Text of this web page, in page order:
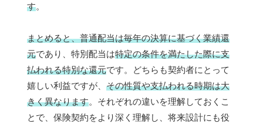
す。
まとめると、普通配当は毎年の決算に基づく業績還
元であり、特別配当は特定の条件を満たした際に支
払われる特別な還元です。どちらも契約者にとって
嬉しい利益ですが、 その性質や支払われる時期は大
きく異なります。それぞれの違いを理解しておくこ
とで、保険契約をより深く理解し、将来設計にも役